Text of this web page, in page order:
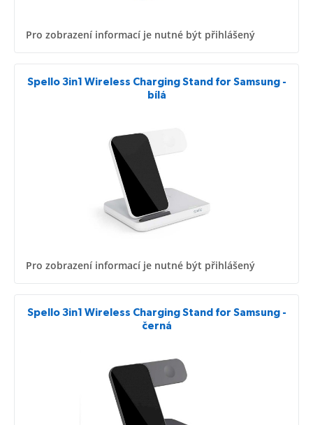
Pro zobrazení informací je nutné být přihlášený
Spello 3in1 Wireless Charging Stand for Samsung -
bílá
Pro zobrazení informací je nutné být přihlášený
Spello 3in1 Wireless Charging Stand for Samsung -
černá